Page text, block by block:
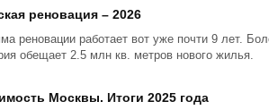
реновация – 2026
реновации работает вот уже почти 9 лет.
обещает 2.5 млн кв. метров нового жилья.
Москвы. Итоги 2025 года